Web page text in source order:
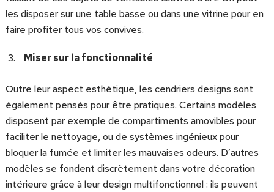
les disposer sur une table basse ou dans une vitrine pour en
faire profiter tous vos convives.
Miser sur la fonctionnalité
Outre leur aspect esthétique, les cendriers designs sont
également pensés pour être pratiques. Certains modèles
disposent par exemple de compartiments amovibles pour
faciliter le nettoyage, ou de systèmes ingénieux pour
bloquer la fumée et limiter les mauvaises odeurs. D’autres
modèles se fondent discrètement dans votre décoration
intérieure grâce à leur design multifonctionnel : ils peuvent